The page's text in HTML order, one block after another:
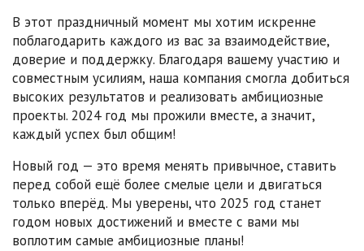
В этот праздничный момент мы хотим искренне
поблагодарить каждого из вас за взаимодействие,
доверие и поддержку. Благодаря вашему участию и
совместным усилиям, наша компания смогла добиться
высоких результатов и реализовать амбициозные
проекты. 2024 год мы прожили вместе, а значит,
каждый успех был общим!
Новый год — это время менять привычное, ставить
перед собой ещё более смелые цели и двигаться
только вперёд. Мы уверены, что 2025 год станет
годом новых достижений и вместе с вами мы
воплотим самые амбициозные планы!